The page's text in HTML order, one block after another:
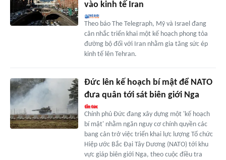
vào kinh tế Iran
Theo báo The Telegraph, Mỹ và Israel đang
cân nhắc triển khai một kế hoạch phong tỏa
đường bộ đối với Iran nhằm gia tăng sức ép
kinh tế lên Tehran.
Đức lên kế hoạch bí mật để NATO
đưa quân tới sát biên giới Nga
Chính phủ Đức đang xây dựng một 'kế hoạch
bí mật' nhằm ngăn nguy cơ chính quyền các
bang cản trở việc triển khai lực lượng Tổ chức
Hiệp ước Bắc Đại Tây Dương (NATO) tới khu
vực giáp biên giới Nga, theo cuộc điều tra